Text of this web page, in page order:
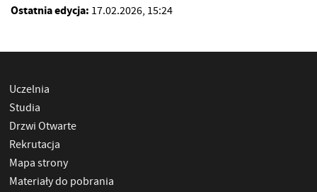
Ostatnia edycja: 17.02.2026, 15:24
Uczelnia
Studia
Drzwi Otwarte
Rekrutacja
Mapa strony
Materiały do pobrania